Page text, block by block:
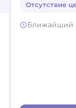
Отсутствие
Ближайший